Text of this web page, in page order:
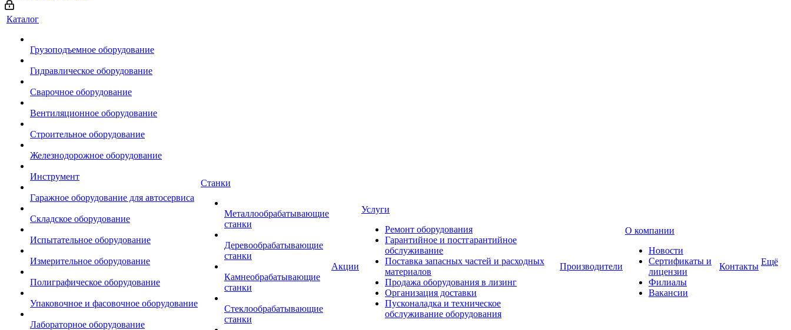
Каталог
Грузоподъемное оборудование
Гидравлическое оборудование
Сварочное оборудование
Вентиляционное оборудование
Строительное оборудование
Железнодорожное оборудование
Инструмент
Гаражное оборудование для автосервиса
Складское оборудование
Испытательное оборудование
Измерительное оборудование
Полиграфическое оборудование
Упаковочное и фасовочное оборудование
Лабораторное оборудование
Станки
Металлообрабатывающие
станки
Деревообрабатывающие
станки
Камнеобрабатывающие
станки
Стеклообрабатывающие
станки
Акции
Услуги
Ремонт оборудования
Гарантийное и постгарантийное
обслуживание
Поставка запасных частей и расходных
материалов
Продажа оборудования в лизинг
Организация доставки
Пусконаладка и техническое
обслуживание оборудования
Производители
О компании
Новости
Сертификаты и
лицензии
Филиалы
Вакансии
Контакты Ещё